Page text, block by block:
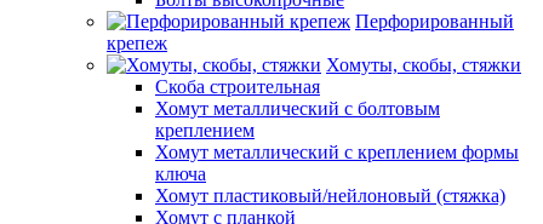
Перфорированный
крепеж
Хомуты, скобы, стяжки
Скоба строительная
Хомут металлический с болтовым
креплением
Хомут металлический с креплением формы
ключа
Хомут пластиковый/нейлоновый (стяжка)
Хомут с планкой